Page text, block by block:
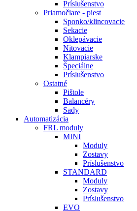
Príslušenstvo
Priamočiare - piest
Sponko/klincovacie
Sekacie
Oklepávacie
Nitovacie
Klampiarske
Špeciálne
Príslušenstvo
Ostatné
Pištole
Balancéry
Sady
Automatizácia
FRL moduly
MINI
Moduly
Zostavy
Príslušenstvo
STANDARD
Moduly
Zostavy
Príslušenstvo
EVO